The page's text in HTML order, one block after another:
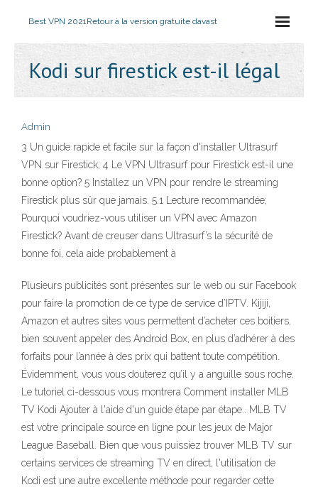
Best VPN 2021Retour à la version gratuite davast
Kodi sur firestick est-il légal
Admin
3 Un guide rapide et facile sur la façon d'installer Ultrasurf
VPN sur Firestick; 4 Le VPN Ultrasurf pour Firestick est-il une
bonne option? 5 Installez un VPN pour rendre le streaming
Firestick plus sûr que jamais. 5.1 Lecture recommandée;
Pourquoi voudriez-vous utiliser un VPN avec Amazon
Firestick? Avant de creuser dans Ultrasurf’s la sécurité de
bonne foi, cela aide probablement à
Plusieurs publicités sont présentes sur le web ou sur Facebook
pour faire la promotion de ce type de service d’IPTV. Kijiji,
Amazon et autres sites vous permettent d’acheter ces boitiers,
bien souvent appeler des Android Box, en plus d’adhérer à des
forfaits pour l’année à des prix qui battent toute compétition.
Évidemment, vous vous douterez qu’il y a anguille sous roche.
Le tutoriel ci-dessous vous montrera Comment installer MLB
TV Kodi Ajouter à l'aide d'un guide étape par étape.. MLB TV
est votre principale source en ligne pour les jeux de Major
League Baseball. Bien que vous puissiez trouver MLB TV sur
certains services de streaming TV en direct, l'utilisation de
Kodi est une autre excellente méthode pour regarder cette